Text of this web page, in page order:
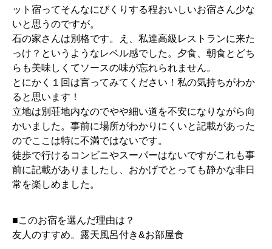
ット宿ってそんなにびくりする程おいしいお宿さん少な
いと思うのですが。
石の家さんは別格です。え、私達高級レストランに来た
っけ？というようなレベル感でした。夕食、朝食とどち
らも美味しくてソースの味が忘れられません。
とにかく１回は言ってみてください！私の気持ちがわか
ると思います！
立地は別荘地内なのでやや細い道を不安になりながら向
かいました。事前に場所がわかりにくいと記載があった
のでここは特に不満ではないです。
徒歩で行けるコンビニやスーパーはないですがこれも事
前に記載がありましたし、おかげでとっても静かな非日
常を楽しめました。
■このお宿を選んだ理由は？
友人のすすめ。露天風呂付き&お部屋食